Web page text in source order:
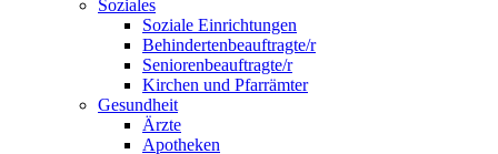
Soziales
Soziale Einrichtungen
Behindertenbeauftragte/r
Seniorenbeauftragte/r
Kirchen und Pfarrämter
Gesundheit
Ärzte
Apotheken